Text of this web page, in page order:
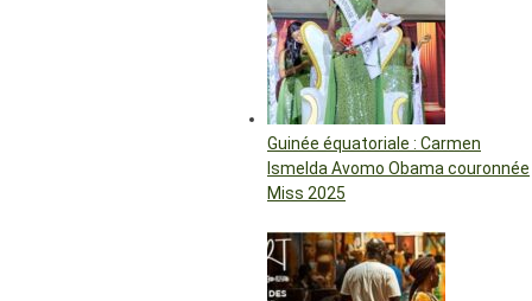
Guinée équatoriale : Carmen
Ismelda Avomo Obama couronnée
Miss 2025